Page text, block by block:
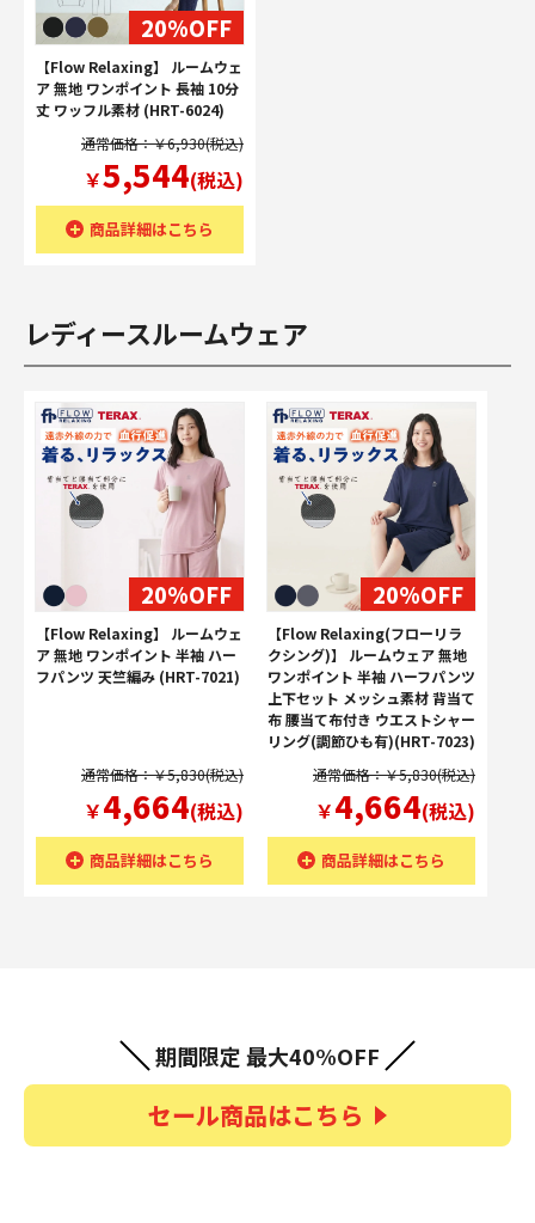
20%OFF
【Flow Relaxing】 ルームウェ
ア 無地 ワンポイント 長袖 10分
丈 ワッフル素材 (HRT-6024)
通常価格：￥6,930(税込)
￥5,544(税込)
商品詳細はこちら
レディースルームウェア
20%OFF
【Flow Relaxing】 ルームウェ
ア 無地 ワンポイント 半袖 ハー
フパンツ 天竺編み (HRT-7021)
通常価格：￥5,830(税込)
￥4,664(税込)
商品詳細はこちら
20%OFF
【Flow Relaxing(フローリラ
クシング)】 ルームウェア 無地
ワンポイント 半袖 ハーフパンツ
上下セット メッシュ素材 背当て
布 腰当て布付き ウエストシャー
リング(調節ひも有)(HRT-7023)
通常価格：￥5,830(税込)
￥4,664(税込)
商品詳細はこちら
期間限定 最大40%OFF
セール商品はこちら